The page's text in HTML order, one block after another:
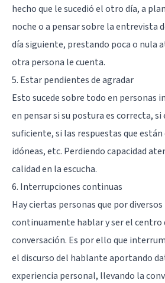
hecho que le sucedió el otro día, a
noche o a pensar sobre laentrevista
día siguiente, prestando poca o nula
otra persona le cuenta.
5. Estar pendientes de agradar
Esto sucede sobre todo en personas
en pensar si su postura es correcta,
suficiente, si las respuestas que están
idóneas, etc. Perdiendo capacidad
calidad en la escucha.
6. Interrupciones continuas
Hay ciertas personas que por
continuamente hablar y ser el centro
conversación. Es por ello que
el discurso del hablante aportando
experiencia personal, llevando la